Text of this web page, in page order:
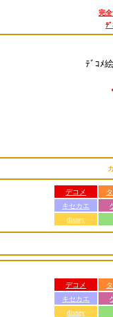
完
ﾃ
ﾃﾞｺﾒ
デコメ
キセカエ
disney
デコメ
キセカエ
disney